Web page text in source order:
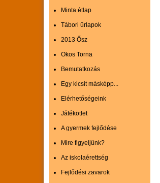
Minta étlap
Tábori űrlapok
2013 Ősz
Okos Torna
Bemutatkozás
Egy kicsit másképp...
Elérhetőségeink
Játékötlet
A gyermek fejlődése
Mire figyeljünk?
Az iskolaérettség
Fejlődési zavarok